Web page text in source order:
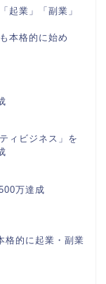
起業」「副業」
本格的に始め
ィビジネス」を
万達成
的に起業・副業